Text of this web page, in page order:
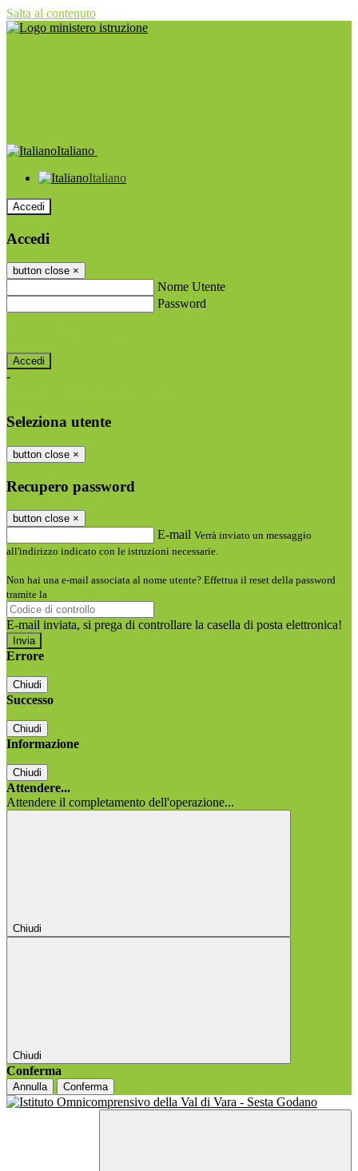
Salta al contenuto
Italiano
Italiano
Accedi
Accedi
button close ×
Nome Utente
Password
-
Seleziona utente
button close ×
Recupero password
button close ×
E-mail Verrà inviato un messaggio
all'indirizzo indicato con le istruzioni necessarie.
Non hai una e-mail associata al nome utente? Effettua il reset della password
tramite la
E-mail inviata, si prega di controllare la casella di posta elettronica!
Errore
Chiudi
Successo
Chiudi
Informazione
Chiudi
Attendere...
Attendere il completamento dell'operazione...
Chiudi
Chiudi
Conferma
Annulla Conferma